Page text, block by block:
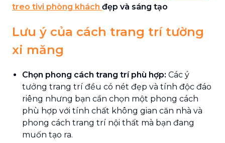
treo tivi phòng khách đẹp và sáng tạo
Lưu ý của cách trang trí tường
xi măng
Chọn phong cách trang trí phù hợp: Các ý
tưởng trang trí đều có nét đẹp và tính độc đáo
riêng nhưng bạn cần chọn một phong cách
phù hợp với tính chất không gian căn nhà và
phong cách trang trí nội thất mà bạn đang
muốn tạo ra.